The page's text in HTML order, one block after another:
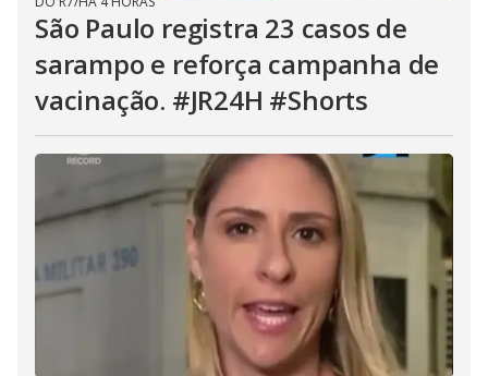
São Paulo registra 23 casos de
sarampo e reforça campanha de
vacinação. #JR24H #Shorts